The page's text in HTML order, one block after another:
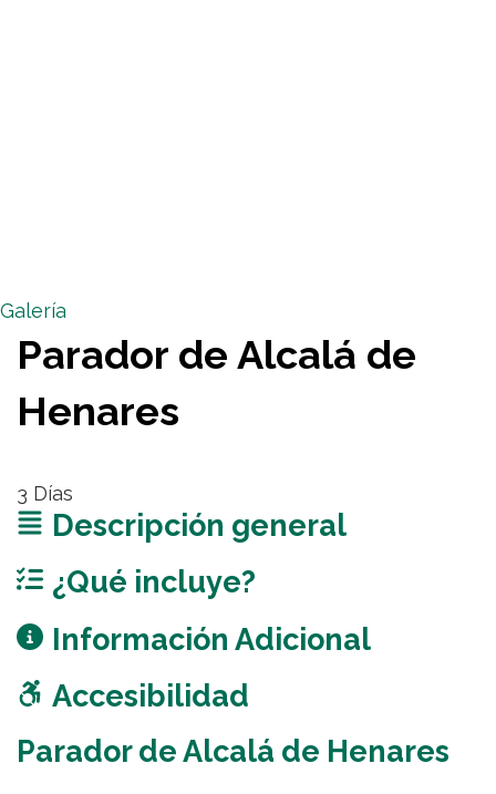
Galería
Parador de Alcalá de
Henares
3 Días
Descripción general
¿Qué incluye?
Información Adicional
Accesibilidad
Parador de Alcalá de Henares